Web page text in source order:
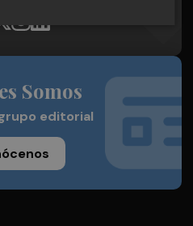
Somos
editorial